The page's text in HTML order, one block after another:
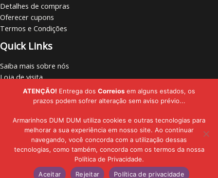
Detalhes de compras
Oferecer cupons
Termos e Condições
Quick Links
Saiba mais sobre nós
Loja de visita
Vamos nos conectar
Localize lojas
Copyright © - 2019 - 2026 | Armarinhos DUM DUM | Todos os Direitos
Reservados
ATENÇÃO! Entrega dos Correios em alguns estados, os
prazos podem sofrer alteração sem aviso prévio...
Armarinhos DUM DUM utiliza cookies e outras tecnologias para
melhorar a sua experiência em nosso site. Ao continuar
navegando, você concorda com a utilização dessas
tecnologias, como também, concorda com os termos da nossa
Política de Privacidade.
Aceitar
Rejeitar Política de privacidade